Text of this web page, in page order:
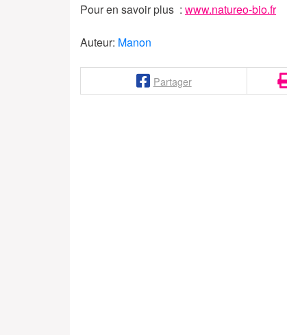
Pour en savoir plus : www.natureo-bio.fr
Auteur: Manon
Partager